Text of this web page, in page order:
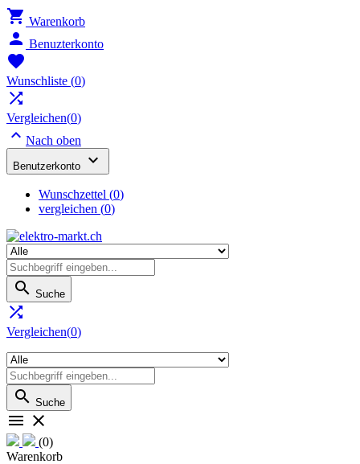
 Warenkorb
 Benuzterkonto

Wunschliste (0)

Vergleichen(0)
 Nach oben
Benutzerkonto 
Wunschzettel (0)
vergleichen (0)
 Suche

Vergleichen(0)
 Suche
 
(0)
Warenkorb